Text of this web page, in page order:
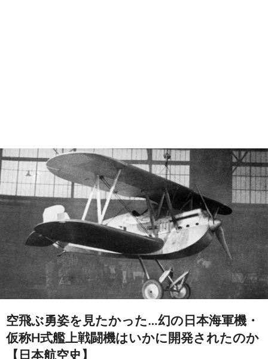
空飛ぶ勇姿を見たかった…幻の日本海軍機・
仮称H式艦上戦闘機はいかに開発されたのか
【日本航空史】